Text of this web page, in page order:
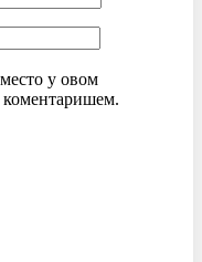
у овом
коментаришем.